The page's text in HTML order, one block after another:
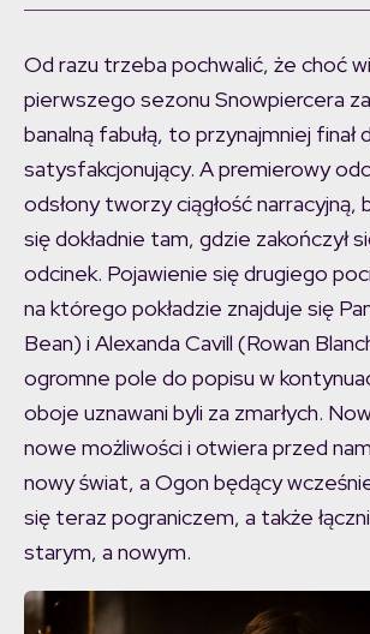
Od razu trzeba pochwalić, że choć
pierwszego sezonu Snowpiercera
banalną fabułą, to przynajmniej finał
satysfakcjonujący. A premierowy
odsłony tworzy ciągłość narracyjną,
się dokładnie tam, gdzie zakończył
odcinek. Pojawienie się drugiego
na którego pokładzie znajduje się
Bean) i Alexanda Cavill (Rowan
ogromne pole do popisu w
oboje uznawani byli za zmarłych.
nowe możliwości i otwiera przed
nowy świat, a Ogon będący
się teraz pograniczem, a także
starym, a nowym.